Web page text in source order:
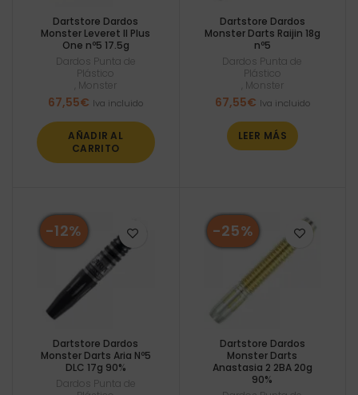
Dartstore Dardos
Monster Leveret II Plus
One nº5 17.5g
Dardos Punta de
Plástico
Monster
67,55€ Iva incluido
AÑADIR AL
CARRITO
Dartstore Dardos
Monster Darts Raijin 18g
nº5
Dardos Punta de
Plástico
Monster
67,55€ Iva incluido
LEER MÁS
-12%
Dartstore Dardos
Monster Darts Aria Nº5
DLC 17g 90%
Dardos Punta de
-25%
Dartstore Dardos
Monster Darts
Anastasia 2 2BA 20g
90%